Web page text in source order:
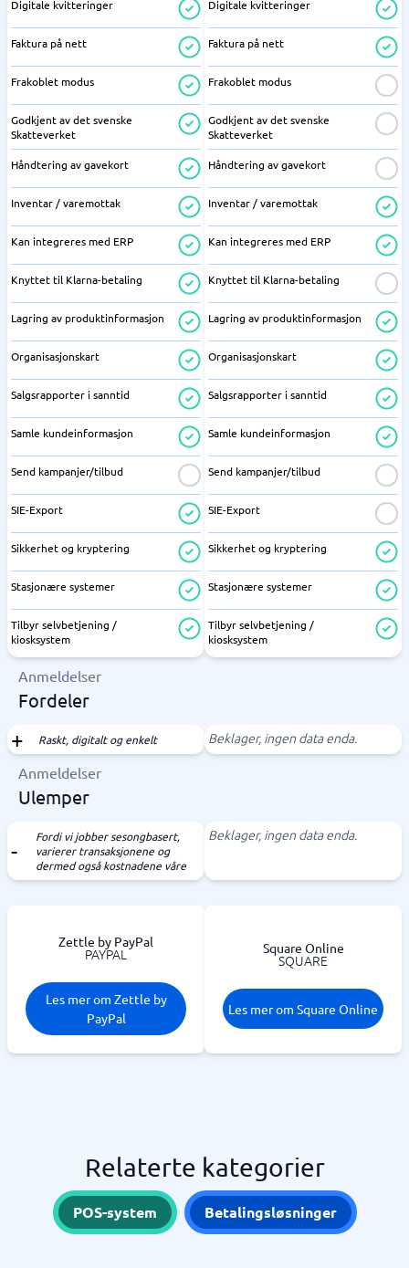
Digitale kvitteringer
Faktura på nett
Frakoblet modus
Godkjent av det svenske
Skatteverket
Håndtering av gavekort
Inventar / varemottak
Kan integreres med ERP
Knyttet til Klarna-betaling
Lagring av produktinformasjon
Organisasjonskart
Salgsrapporter i sanntid
Samle kundeinformasjon
Send kampanjer/tilbud
SIE-Export
Sikkerhet og kryptering
Stasjonære systemer
Tilbyr selvbetjening /
kiosksystem
Digitale kvitteringer
Faktura på nett
Frakoblet modus
Godkjent av det svenske
Skatteverket
Håndtering av gavekort
Inventar / varemottak
Kan integreres med ERP
Knyttet til Klarna-betaling
Lagring av produktinformasjon
Organisasjonskart
Salgsrapporter i sanntid
Samle kundeinformasjon
Send kampanjer/tilbud
SIE-Export
Sikkerhet og kryptering
Stasjonære systemer
Tilbyr selvbetjening /
kiosksystem
Anmeldelser
Fordeler
Raskt, digitalt og enkelt
Beklager, ingen data enda.
Anmeldelser
Ulemper
Fordi vi jobber sesongbasert,
varierer transaksjonene og
dermed også kostnadene våre
Beklager, ingen data enda.
Zettle by PayPal
PAYPAL
Les mer om Zettle by
PayPal
Square Online
SQUARE
Les mer om Square Online
Relaterte kategorier
POS-system Betalingsløsninger